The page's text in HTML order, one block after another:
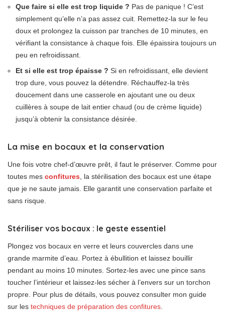
Que faire si elle est trop liquide ? Pas de panique ! C’est
simplement qu’elle n’a pas assez cuit. Remettez-la sur le feu
doux et prolongez la cuisson par tranches de 10 minutes, en
vérifiant la consistance à chaque fois. Elle épaissira toujours un
peu en refroidissant.
Et si elle est trop épaisse ? Si en refroidissant, elle devient
trop dure, vous pouvez la détendre. Réchauffez-la très
doucement dans une casserole en ajoutant une ou deux
cuillères à soupe de lait entier chaud (ou de crème liquide)
jusqu’à obtenir la consistance désirée.
La mise en bocaux et la conservation
Une fois votre chef-d’œuvre prêt, il faut le préserver. Comme pour
toutes mes confitures , la stérilisation des bocaux est une étape
que je ne saute jamais. Elle garantit une conservation parfaite et
sans risque.
Stériliser vos bocaux : le geste essentiel
Plongez vos bocaux en verre et leurs couvercles dans une
grande marmite d’eau. Portez à ébullition et laissez bouillir
pendant au moins 10 minutes. Sortez-les avec une pince sans
toucher l’intérieur et laissez-les sécher à l’envers sur un torchon
propre. Pour plus de détails, vous pouvez consulter mon guide
sur les techniques de préparation des confitures